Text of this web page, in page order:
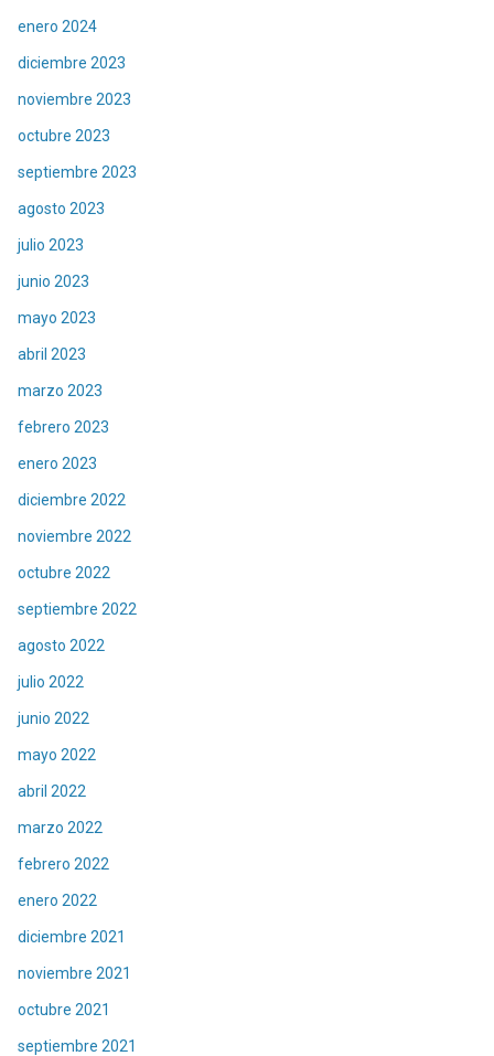
enero 2024
diciembre 2023
noviembre 2023
octubre 2023
septiembre 2023
agosto 2023
julio 2023
junio 2023
mayo 2023
abril 2023
marzo 2023
febrero 2023
enero 2023
diciembre 2022
noviembre 2022
octubre 2022
septiembre 2022
agosto 2022
julio 2022
junio 2022
mayo 2022
abril 2022
marzo 2022
febrero 2022
enero 2022
diciembre 2021
noviembre 2021
octubre 2021
septiembre 2021